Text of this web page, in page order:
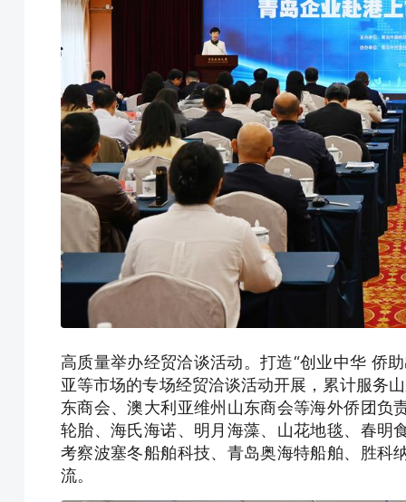
高质量举办经贸洽谈活动。打造“创业中华 侨
亚等市场的专场经贸洽谈活动开展，累计服务
东商会、澳大利亚维州山东商会等海外侨团负
轮胎、海氏海诺、明月海藻、山花地毯、春明
考察波塞冬船舶科技、青岛奥海特船舶、胜科
流。